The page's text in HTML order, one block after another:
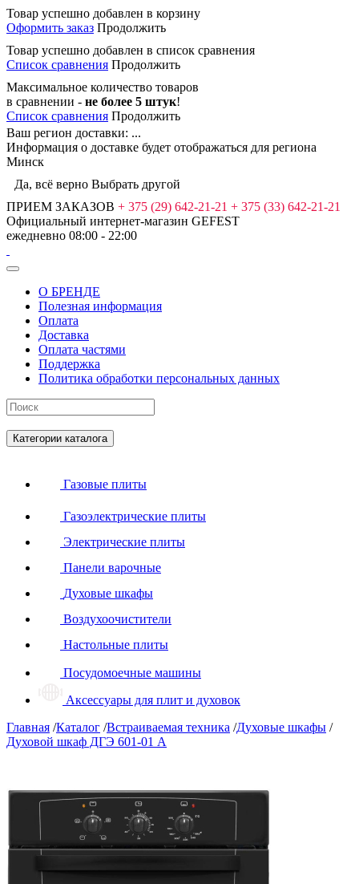
Товар успешно добавлен в корзину
Оформить заказ Продолжить
Товар успешно добавлен в список сравнения
Список сравнения Продолжить
Максимальное количество товаров
в сравнении - не более 5 штук!
Список сравнения Продолжить
Ваш регион доставки: ...
Информация о доставке будет отображаться для региона
Минск
Да, всё верно Выбрать другой
ПРИЕМ ЗАКАЗОВ + 375 (29) 642-21-21 + 375 (33) 642-21-21
Официальный интернет-магазин GEFEST
ежедневно 08:00 - 22:00
О БРЕНДЕ
Полезная информация
Оплата
Доставка
Оплата частями
Поддержка
Политика обработки персональных данных
Категории каталога
Газовые плиты
Газоэлектрические плиты
Электрические плиты
Панели варочные
Духовые шкафы
Воздухоочистители
Настольные плиты
Посудомоечные машины
Аксессуары для плит и духовок
Главная /Каталог /Встраиваемая техника /Духовые шкафы /
Духовой шкаф ДГЭ 601-01 А